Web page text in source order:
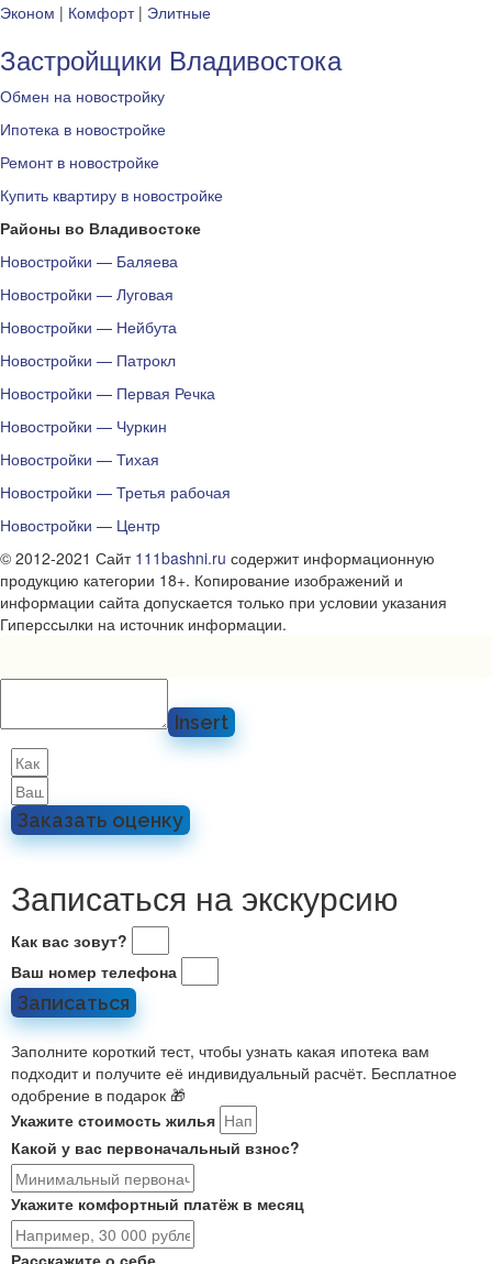
Эконом | Комфорт| Элитные
Застройщики Владивостока
Обмен на новостройку
Ипотека в новостройке
Ремонт в новостройке
Купить квартиру в новостройке
Районы во Владивостоке
Новостройки — Баляева
Новостройки — Луговая
Новостройки — Нейбута
Новостройки — Патрокл
Новостройки — Первая Речка
Новостройки — Чуркин
Новостройки — Тихая
Новостройки — Третья рабочая
Новостройки — Центр
© 2012-2021 Сайт 111bashni.ru содержит информационную
продукцию категории 18+. Копирование изображений и
информации сайта допускается только при условии указания
Гиперссылки на источник информации.
Insert
Заказать оценку
Записаться на экскурсию
Как вас зовут?
Ваш номер телефона
Записаться
Заполните короткий тест, чтобы узнать какая ипотека вам
подходит и получите её индивидуальный расчёт. Бесплатное
одобрение в подарок 🎁
Укажите стоимость жилья
Какой у вас первоначальный взнос?
Укажите комфортный платёж в месяц